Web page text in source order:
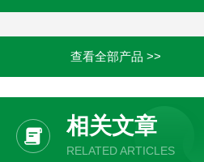
查看全部产品 >>
相关文章
RELATED ARTICLES